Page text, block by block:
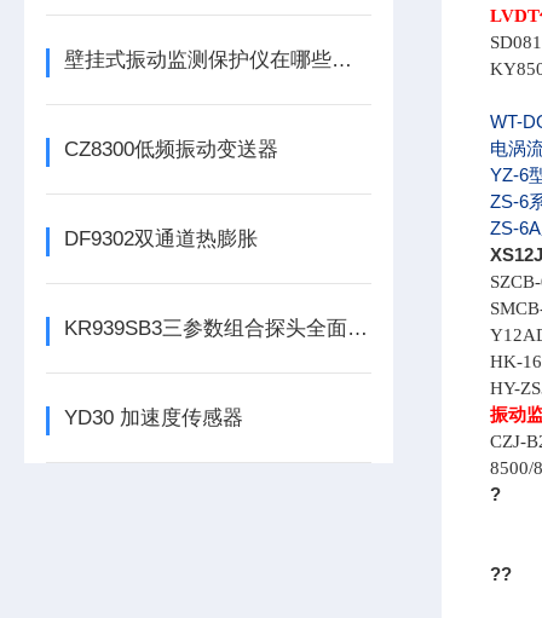
壁挂式振动监测保护仪在哪些领域有广泛应用？
CZ8300低频振动变送器
DF9302双通道热膨胀
KR939SB3三参数组合探头全面解析
YD30 加速度传感器
LVDT
WT-
电涡
YZ-6
ZS-6
ZS-6A
HK-
HY-
振动
CZJ-
8500/
?
??